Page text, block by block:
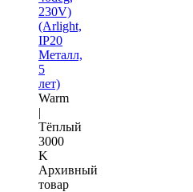
230V)
(Arlight,
IP20
Металл,
5
лет)
Warm
|
Тёплый
3000
K
Архивный
товар